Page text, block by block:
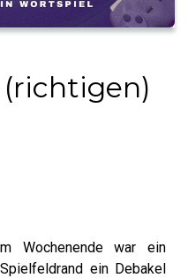
Wochenende war ein
ein Debakel